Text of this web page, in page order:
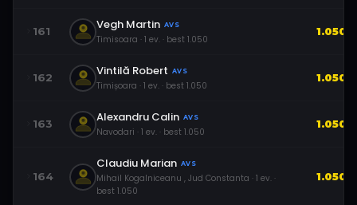
161 Vegh Martin AVS
Timisoara · 1 ev. · best 1.050
1.050
162 Vintilă Robert AVS
Timișoara · 1 ev. · best 1.050
1.050
163 Alexandru Calin AVS
Navodari · 1 ev. · best 1.050
1.050
164
Claudiu Marian AVS
Mihail Kogalniceanu , Jud Constanta · 1 ev. ·
best 1.050
1.050